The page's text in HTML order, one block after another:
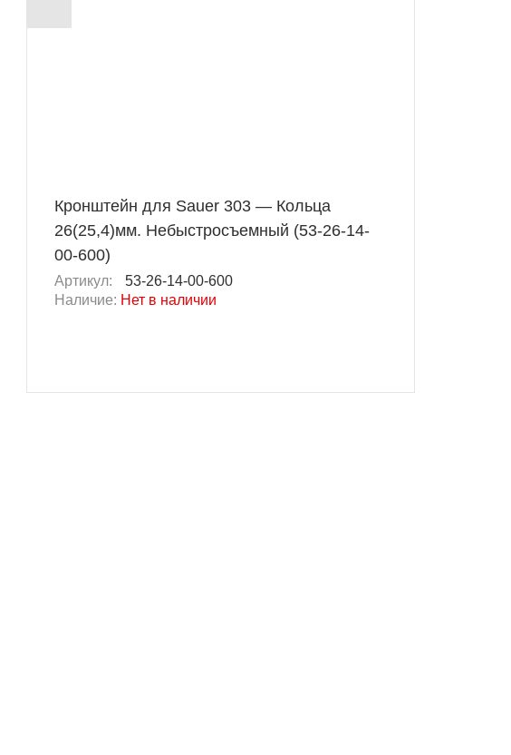
Кронштейн для Sauer 303 — Кольца
26(25,4)мм. Небыстросъемный (53-26-14-
00-600)
Артикул:
53-26-14-00-600
Наличие: Нет в наличии